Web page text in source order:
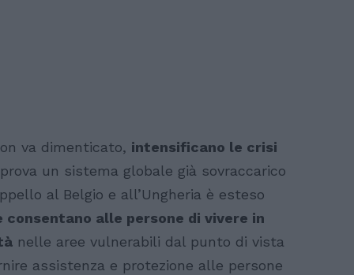
va dimenticato, intensificano le crisi
un sistema globale già sovraccarico
al Belgio e all’Ungheria è esteso
alle persone di vivere in
nelle aree vulnerabili dal punto di vista
assistenza e protezione alle persone